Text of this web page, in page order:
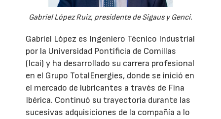
Gabriel López Ruiz, presidente de Sigaus y Genci.
Gabriel López es Ingeniero Técnico Industrial
por la Universidad Pontificia de Comillas
(Icai) y ha desarrollado su carrera profesional
en el Grupo TotalEnergies, donde se inició en
el mercado de lubricantes a través de Fina
Ibérica. Continuó su trayectoria durante las
sucesivas adquisiciones de la compañía a lo